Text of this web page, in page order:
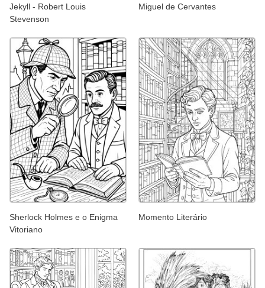
Jekyll - Robert Louis
Stevenson
Miguel de Cervantes
Sherlock Holmes e o Enigma
Vitoriano
Momento Literário